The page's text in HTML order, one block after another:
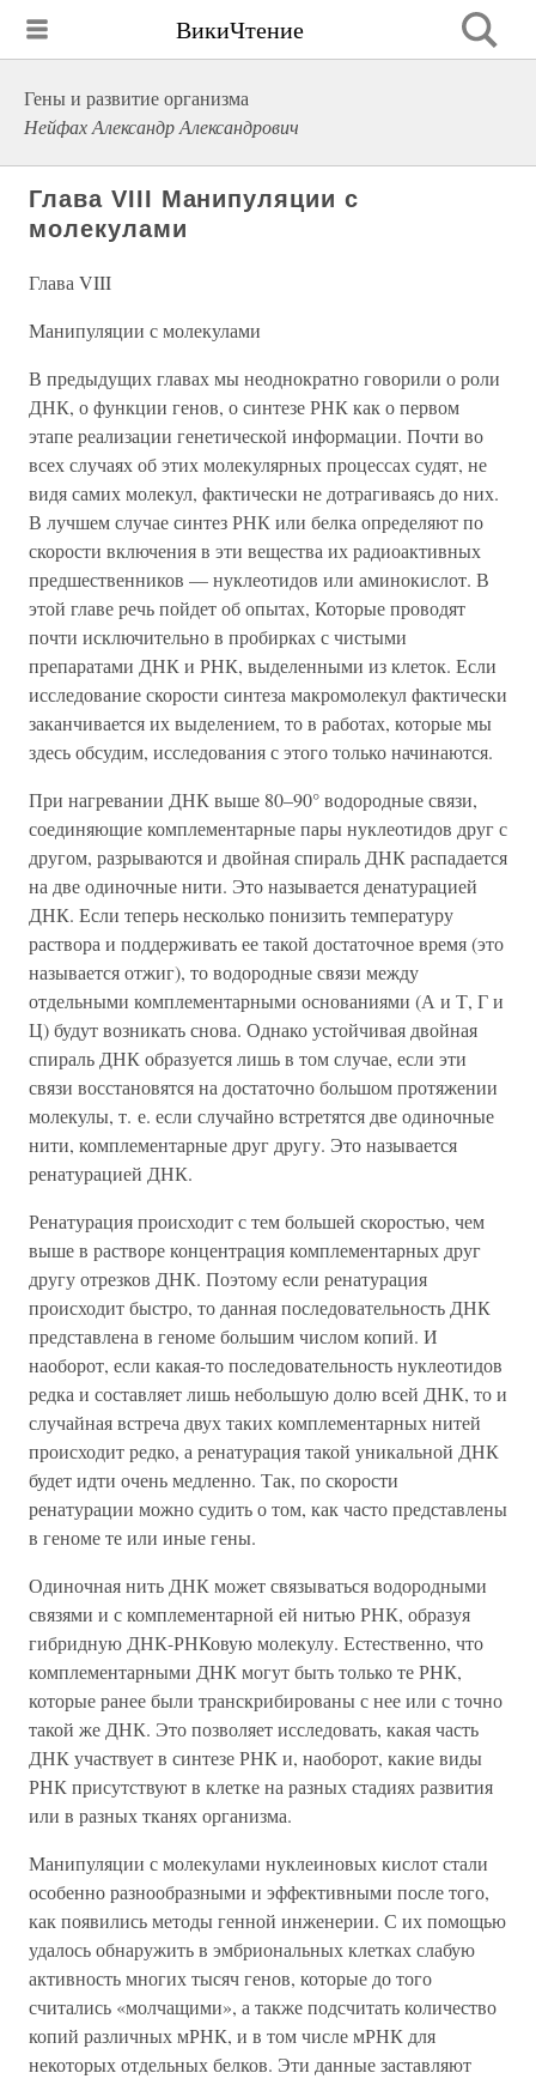
ВикиЧтение
Гены и развитие организма
Нейфах Александр Александрович
Глава VIII Манипуляции с
молекулами
Глава VIII
Манипуляции с молекулами
В предыдущих главах мы неоднократно говорили о роли
ДНК, о функции генов, о синтезе РНК как о первом
этапе реализации генетической информации. Почти во
всех случаях об этих молекулярных процессах судят, не
видя самих молекул, фактически не дотрагиваясь до них.
В лучшем случае синтез РНК или белка определяют по
скорости включения в эти вещества их радиоактивных
предшественников — нуклеотидов или аминокислот. В
этой главе речь пойдет об опытах, Которые проводят
почти исключительно в пробирках с чистыми
препаратами ДНК и РНК, выделенными из клеток. Если
исследование скорости синтеза макромолекул фактически
заканчивается их выделением, то в работах, которые мы
здесь обсудим, исследования с этого только начинаются.
При нагревании ДНК выше 80–90° водородные связи,
соединяющие комплементарные пары нуклеотидов друг с
другом, разрываются и двойная спираль ДНК распадается
на две одиночные нити. Это называется денатурацией
ДНК. Если теперь несколько понизить температуру
раствора и поддерживать ее такой достаточное время (это
называется отжиг), то водородные связи между
отдельными комплементарными основаниями (А и Т, Г и
Ц) будут возникать снова. Однако устойчивая двойная
спираль ДНК образуется лишь в том случае, если эти
связи восстановятся на достаточно большом протяжении
молекулы, т. е. если случайно встретятся две одиночные
нити, комплементарные друг другу. Это называется
ренатурацией ДНК.
Ренатурация происходит с тем большей скоростью, чем
выше в растворе концентрация комплементарных друг
другу отрезков ДНК. Поэтому если ренатурация
происходит быстро, то данная последовательность ДНК
представлена в геноме большим числом копий. И
наоборот, если какая-то последовательность нуклеотидов
редка и составляет лишь небольшую долю всей ДНК, то и
случайная встреча двух таких комплементарных нитей
происходит редко, а ренатурация такой уникальной ДНК
будет идти очень медленно. Так, по скорости
ренатурации можно судить о том, как часто представлены
в геноме те или иные гены.
Одиночная нить ДНК может связываться водородными
связями и с комплементарной ей нитью РНК, образуя
гибридную ДНК-РНКовую молекулу. Естественно, что
комплементарными ДНК могут быть только те РНК,
которые ранее были транскрибированы с нее или с точно
такой же ДНК. Это позволяет исследовать, какая часть
ДНК участвует в синтезе РНК и, наоборот, какие виды
РНК присутствуют в клетке на разных стадиях развития
или в разных тканях организма.
Манипуляции с молекулами нуклеиновых кислот стали
особенно разнообразными и эффективными после того,
как появились методы генной инженерии. С их помощью
удалось обнаружить в эмбриональных клетках слабую
активность многих тысяч генов, которые до того
считались «молчащими», а также подсчитать количество
копий различных мРНК, и в том числе мРНК для
некоторых отдельных белков. Эти данные заставляют